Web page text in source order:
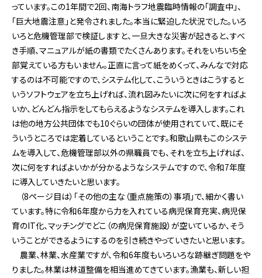
っています。この1年間で2回、南海トラフ地震臨時情報の「調査中」、
「巨大地震注意」と発令されました。本当に緊迫した状況でした。いろ
いろと危機管理部で検証しますと、一旦大きな災害が起きると、すべ
き手順、マニュアルが紙の書類でたくさんあります。それをいちいち全
部覚えている方もいません。正直に言って紙をめくって、みんなで対応
するのは不可能ですので、システム化して、こういうときはこうすると
いうソフトウェアを立ち上げれば、流れ図みたいに次に何をすればよ
いか、どんどん指示をしてもらえるようなシステムを導入します。これ
は他の地方公共団体でも10ぐらいの団体が使用されていて、既にそ
ういうところでは定着しているということです。和歌山県もこのシステ
ムを導入して、危機管理部以外の県職員でも、それを立ち上げれば、
次に何をすればよいかが分かるようなシステムですので、令和7年度
に導入していきたいと思います。
（8ページ目は）「その他の主な（重点施策の）事項」で、細かく書い
ています。特に令和6年度から力を入れている病児保育充実、病児保
育のIT化、マッチングでどこ（の病児保育施設）が空いているか、そう
いうことができるようにするのを引き続きやっていきたいと思います。
農業、林業、水産業ですが、令和6年度もいろいろな跡継ぎ問題をや
りました。林業は林道整備を相当進めてきています。漁業も、新しい担